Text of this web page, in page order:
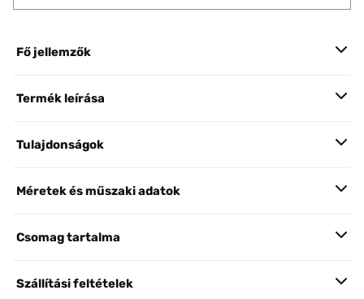
Fő jellemzők
Termék leírása
Tulajdonságok
Méretek és műszaki adatok
Csomag tartalma
Szállítási feltételek